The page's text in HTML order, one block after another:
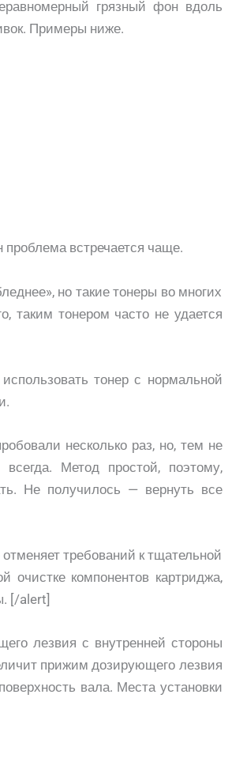
грязный фон вдоль
Примеры ниже.
проблема встречается чаще.
но такие тонеры во многих
таким тонером часто не удается
тонер с нормальной
несколько раз, но, тем не
Метод простой, поэтому,
Не получилось — вернуть все
требований к тщательной
очистке компонентов картриджа,
[/alert]
лезвия с внутренней стороны
прижим дозирующего лезвия
вала. Места установки